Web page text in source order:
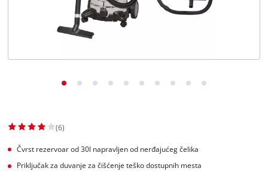
(6)
Čvrst rezervoar od 30l napravljen od nerđajućeg čelika
Priključak za duvanje za čišćenje teško dostupnih mesta